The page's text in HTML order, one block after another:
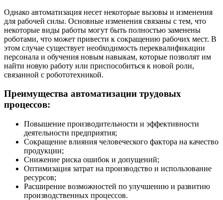
Однако автоматизация несет некоторые вызовы и изменения
для рабочей силы. Основные изменения связаны с тем, что
некоторые виды работы могут быть полностью заменены
роботами, что может привести к сокращению рабочих мест. В
этом случае существует необходимость переквалификации
персонала и обучения новым навыкам, которые позволят им
найти новую работу или приспособиться к новой роли,
связанной с робототехникой.
Преимущества автоматизации трудовых
процессов:
Повышение производительности и эффективности
деятельности предприятия;
Сокращение влияния человеческого фактора на качество
продукции;
Снижение риска ошибок и допущений;
Оптимизация затрат на производство и использование
ресурсов;
Расширение возможностей по улучшению и развитию
производственных процессов.